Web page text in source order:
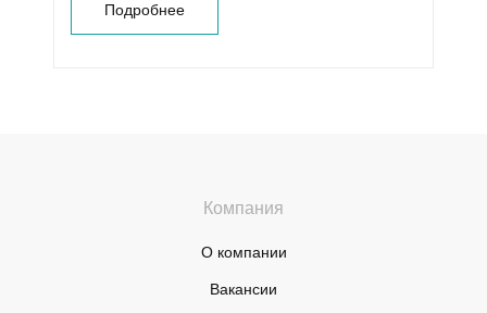
Подробнее
Компания
О компании
Вакансии